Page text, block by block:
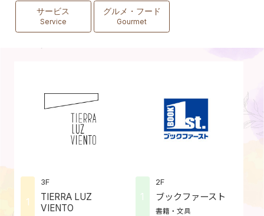
サービス
Service
グルメ・フード
Gourmet
1
3F
TIERRA LUZ
VIENTO
1
2F
ブックファースト
書籍・文具